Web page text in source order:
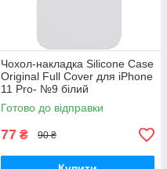
Чохол-накладка Silicone Case
Original Full Cover для iPhone
11 Pro- №9 білий
Готово до відправки
77 ₴ 90 ₴